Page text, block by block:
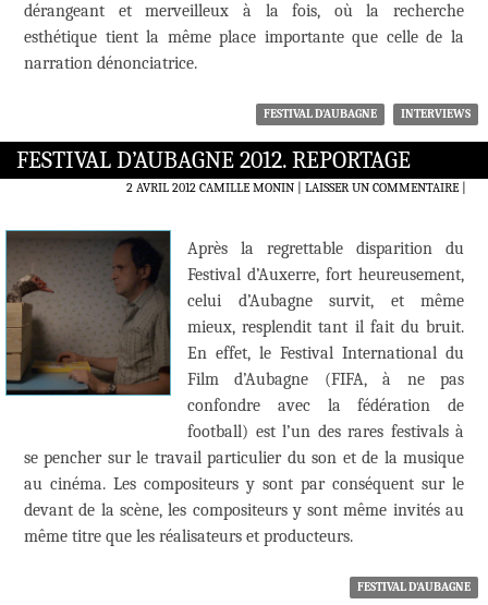
dérangeant et merveilleux à la fois, où la recherche
esthétique tient la même place importante que celle de la
narration dénonciatrice.
FESTIVAL D'AUBAGNE INTERVIEWS
FESTIVAL D’AUBAGNE 2012. REPORTAGE
2 AVRIL 2012 CAMILLE MONIN LAISSER UN COMMENTAIRE|
Après la regrettable disparition du
Festival d’Auxerre, fort heureusement,
celui d’Aubagne survit, et même
mieux, resplendit tant il fait du bruit.
En effet, le Festival International du
Film d’Aubagne (FIFA, à ne pas
confondre avec la fédération de
football) est l’un des rares festivals à
se pencher sur le travail particulier du son et de la musique
au cinéma. Les compositeurs y sont par conséquent sur le
devant de la scène, les compositeurs y sont même invités au
même titre que les réalisateurs et producteurs.
FESTIVAL D'AUBAGNE